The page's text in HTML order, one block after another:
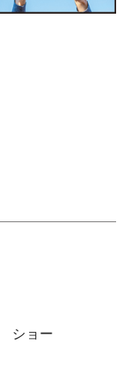
ショー